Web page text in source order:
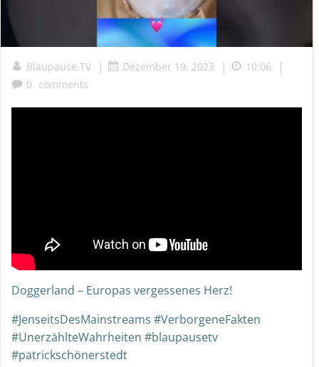
Blaupause.TV | Dezember 19, 2023 | 10:06 |
0 comments
Doggerland – Europas vergessenes Herz!
#JenseitsDesMainstreams #VerborgeneFakten
#UnerzählteWahrheiten #blaupausetv
#patrickschönerstedt